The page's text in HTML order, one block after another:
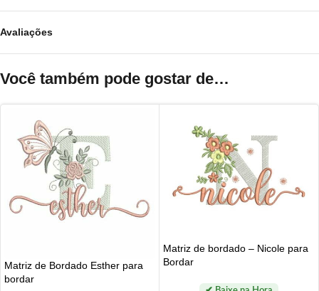
Avaliações
Você também pode gostar de…
Matriz de Bordado Esther para
bordar
Matriz de bordado – Nicole para
Bordar